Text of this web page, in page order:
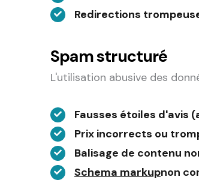
Redirections
Spam structuré
L'utilisation abusive des
Fausses étoiles d'avis
Prix incorrects ou
Balisage de contenu
Schema markupnon